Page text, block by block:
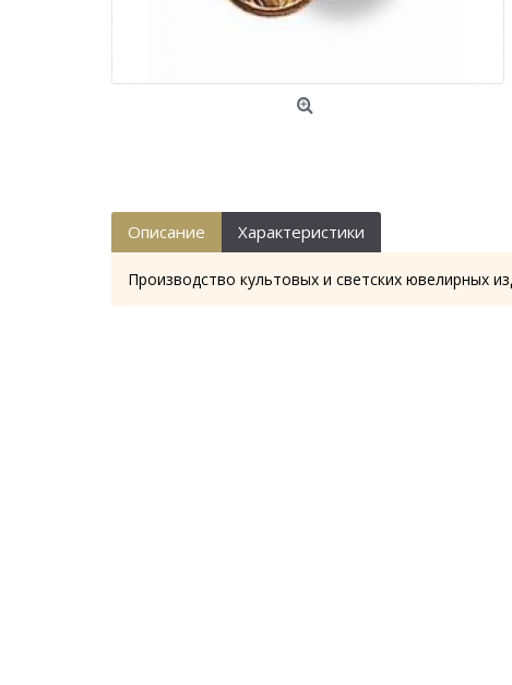
Описание Характеристики
Производство культовых и светских ювелирных